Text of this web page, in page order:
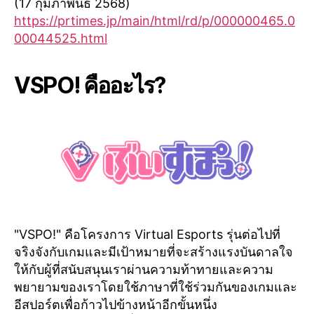
(17 กุมภาพันธ์ 2568)
https://prtimes.jp/main/html/rd/p/000000465.0
00044525.html
VSPO! คืออะไร?
"VSPO!" คือโครงการ Virtual Esports รุ่นต่อไปที่
จริงจังกับเกมและมีเป้าหมายที่จะสร้างแรงบันดาลใจ
ให้กับผู้ที่สนับสนุนเราผ่านความท้าทายและความ
พยายามของเราโดยใช้ภาษาที่ใช้ร่วมกันของเกมและ
อีสปอร์ตเพื่อก้าวไปข้างหน้าอีกขั้นหนึ่ง